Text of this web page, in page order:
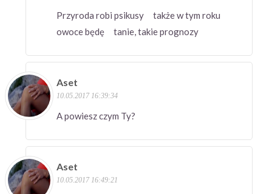
Przyroda robi psikusy także w tym roku
owoce będę tanie, takie prognozy
Aset
10.05.2017 16:39:34
A powiesz czym Ty?
Aset
10.05.2017 16:49:21